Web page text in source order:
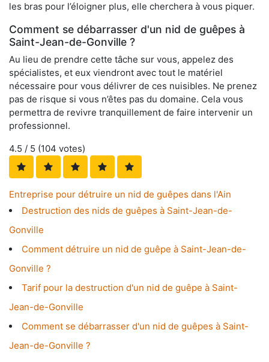
les bras pour l’éloigner plus, elle cherchera à vous piquer.
Comment se débarrasser d'un nid de guêpes à
Saint-Jean-de-Gonville ?
Au lieu de prendre cette tâche sur vous, appelez des
spécialistes, et eux viendront avec tout le matériel
nécessaire pour vous délivrer de ces nuisibles. Ne prenez
pas de risque si vous n’êtes pas du domaine. Cela vous
permettra de revivre tranquillement de faire intervenir un
professionnel.
4.5 / 5 (104 votes)
Entreprise pour détruire un nid de guêpes dans l'Ain
Destruction des nids de guêpes à Saint-Jean-de-
Gonville
Comment détruire un nid de guêpe à Saint-Jean-de-
Gonville ?
Tarif pour la destruction d'un nid de guêpe à Saint-
Jean-de-Gonville
Comment se débarrasser d'un nid de guêpes à Saint-
Jean-de-Gonville ?